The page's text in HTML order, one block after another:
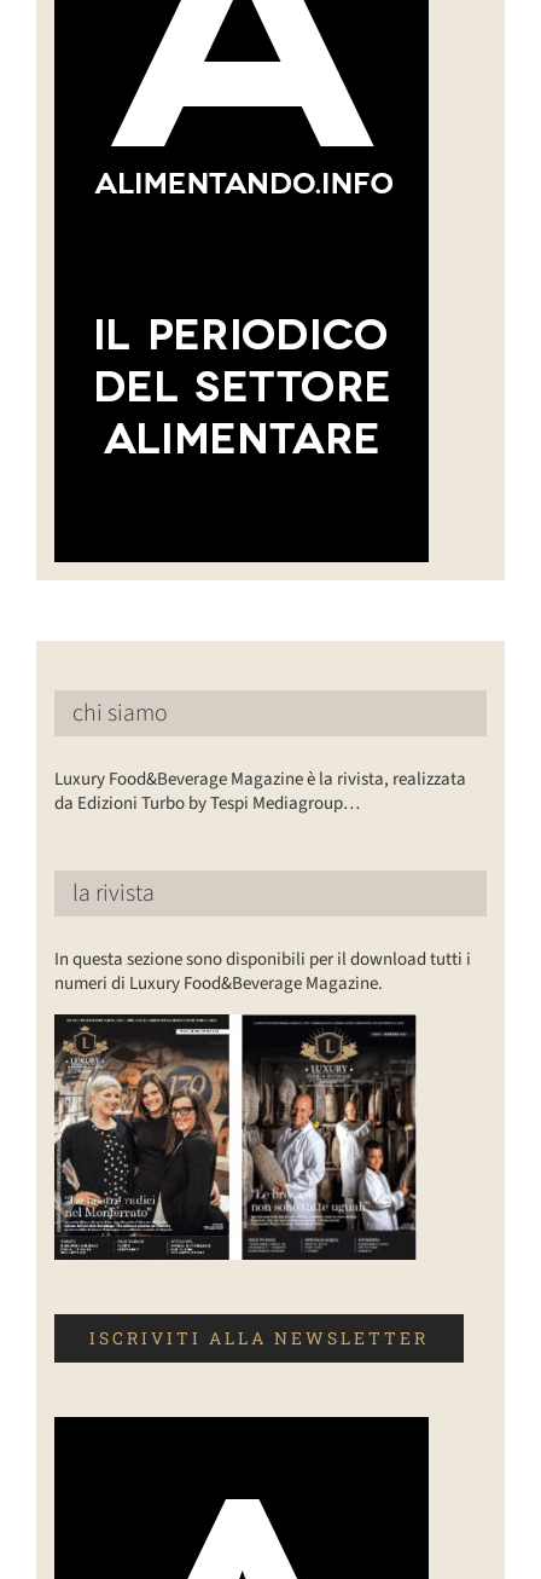
chi siamo
Luxury Food&Beverage Magazine è la rivista, realizzata
da Edizioni Turbo by Tespi Mediagroup…
la rivista
In questa sezione sono disponibili per il download tutti i
numeri di Luxury Food&Beverage Magazine.
ISCRIVITI ALLA NEWSLETTER